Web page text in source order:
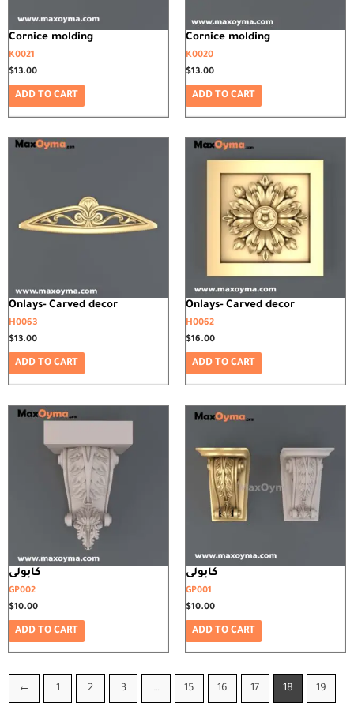
Cornice molding
K0021
$13.00
ADD TO CART
Cornice molding
K0020
$13.00
ADD TO CART
Onlays- Carved decor
H0063
$13.00
ADD TO CART
Onlays- Carved decor
H0062
$16.00
ADD TO CART
كابولى
GP002
$10.00
ADD TO CART
كابولى
GP001
$10.00
ADD TO CART
← 1 2 3 … 15 16 17 18 19